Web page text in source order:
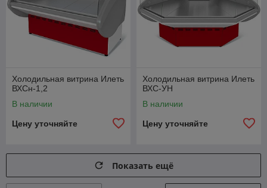
Холодильная витрина Илеть
ВХСн-1,2
В наличии
Цену уточняйте
Холодильная витрина Илеть
ВХС-УН
В наличии
Цену уточняйте
Показать ещё